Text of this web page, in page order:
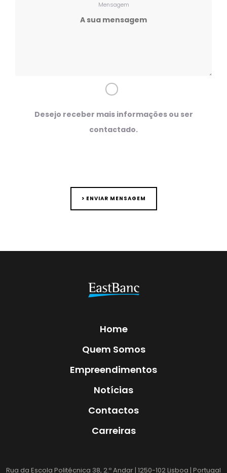
Mensagem
Desejo receber mais informações ou ser
contactado.
> ENVIAR MENSAGEM
Home
Quem Somos
Empreendimentos
Notícias
Contactos
Carreiras
Rua da Escola Politécnica 38, 2.º Andar | 1250-102 Lisboa | Portugal